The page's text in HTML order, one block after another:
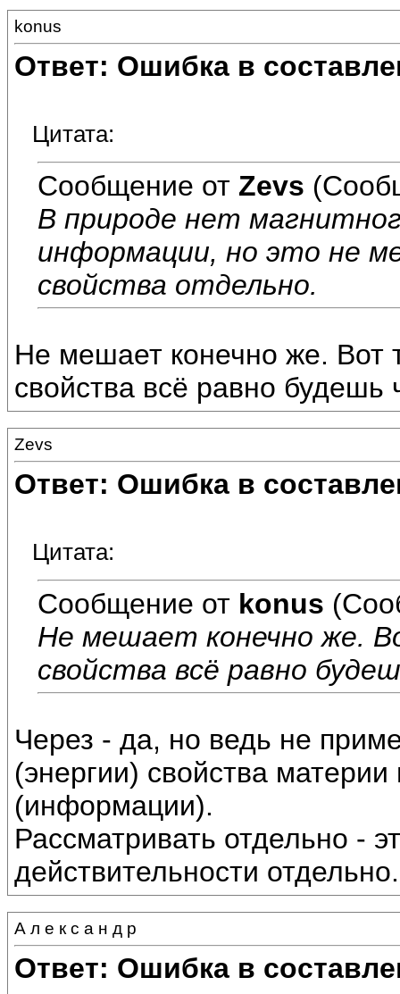
konus
Ответ: Ошибка в
Цитата:
Сообщение от Zevs
В природе нет
информации, но это не
свойства отдельно.
Не мешает конечно же. Вот
свойства всё равно
Zevs
Ответ: Ошибка в
Цитата:
Сообщение от konus
Не мешает конечно же.
свойства всё равно
Через - да, но ведь не
(энергии) свойства
(информации).
Рассматривать отдельно -
действительности отдельно.
А л е к с а н д р
Ответ: Ошибка в